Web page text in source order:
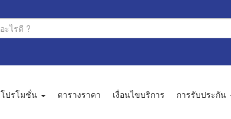
โปรโมชั่น ตารางราคา เงื่อนไขบริการ การรับประกัน